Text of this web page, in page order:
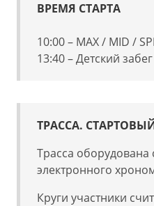
ВРЕМЯ СТАРТА
10:00 – MAX / MID /
13:40 – Детский забег
ТРАССА.
Трасса оборудована
электронного
Круги участники